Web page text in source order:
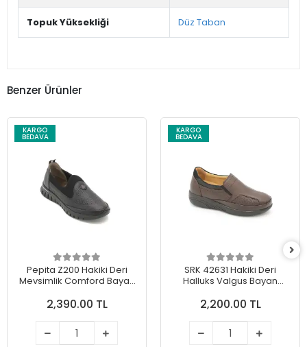
Topuk Yüksekliği Düz Taban
Benzer Ürünler
KARGO
BEDAVA
Pepita Z200 Hakiki Deri
Mevsimlik Comford Bayan
2,390.00 TL
KARGO
BEDAVA
SRK 42631 Hakiki Deri
Halluks Valgus Bayan
2,200.00 TL